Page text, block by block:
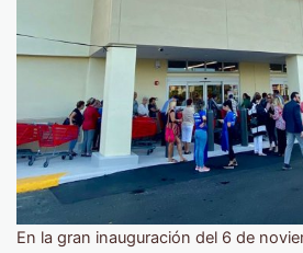
En la gran inauguración del 6 de